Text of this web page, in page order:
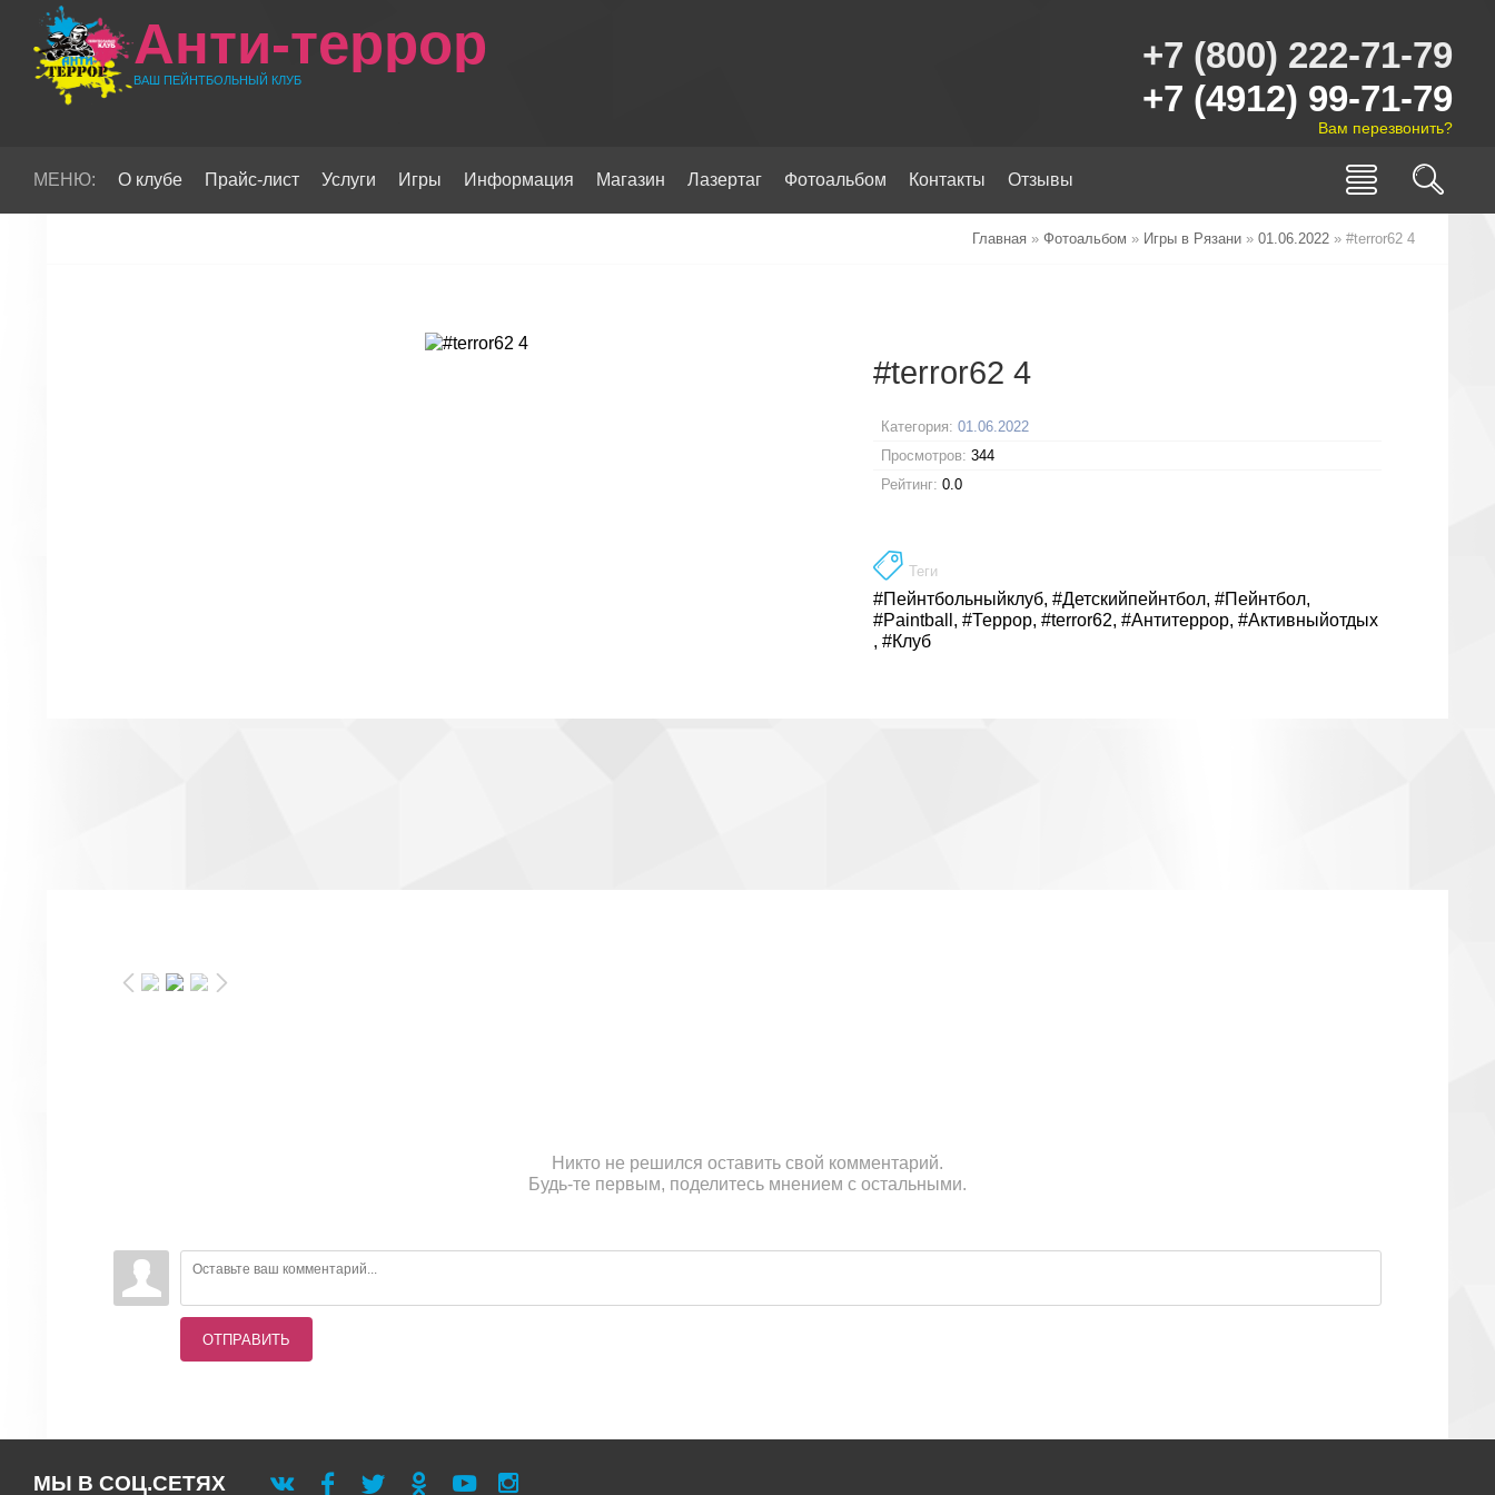
Анти-террор
ВАШ ПЕЙНТБОЛЬНЫЙ КЛУБ
+7 (800) 222-71-79
+7 (4912) 99-71-79
Вам перезвонить?
МЕНЮ: О клубе Прайс-лист Услуги Игры Информация Магазин Лазертаг Фотоальбом Контакты Отзывы
Главная » Фотоальбом » Игры в Рязани » 01.06.2022 » #terror62 4
#terror62 4
Категория: 01.06.2022
Просмотров: 344
Рейтинг: 0.0
Теги
#Пейнтбольныйклуб, #Детскийпейнтбол, #Пейнтбол,
#Paintball , #Террор, #terror62, #Антитеррор, #Активныйотдых
, #Клуб
Никто не решился оставить свой комментарий.
Будь-те первым, поделитесь мнением с остальными.
ОТПРАВИТЬ
МЫ В СОЦ.СЕТЯХ